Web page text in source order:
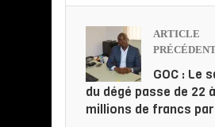
ARTICLE
GOC : Le
du dégé passe de 22
millions de francs